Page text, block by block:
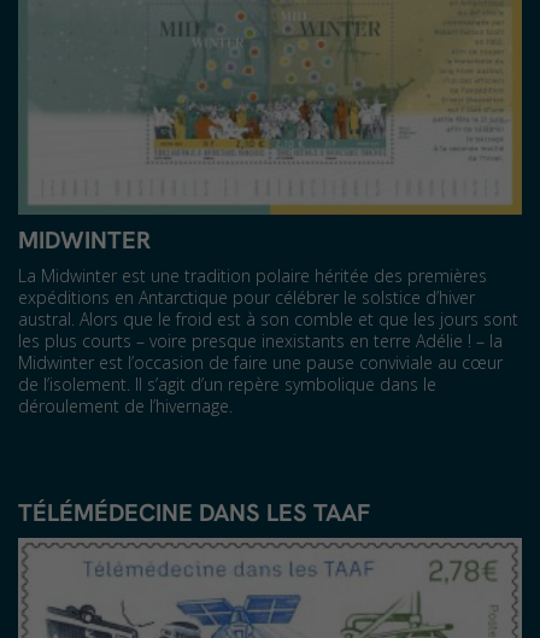
MIDWINTER
La Midwinter est une tradition polaire héritée des premières
expéditions en Antarctique pour célébrer le solstice d’hiver
austral. Alors que le froid est à son comble et que les jours sont
les plus courts – voire presque inexistants en terre Adélie ! – la
Midwinter est l’occasion de faire une pause conviviale au cœur
de l’isolement. Il s’agit d’un repère symbolique dans le
déroulement de l’hivernage.
TÉLÉMÉDECINE DANS LES TAAF